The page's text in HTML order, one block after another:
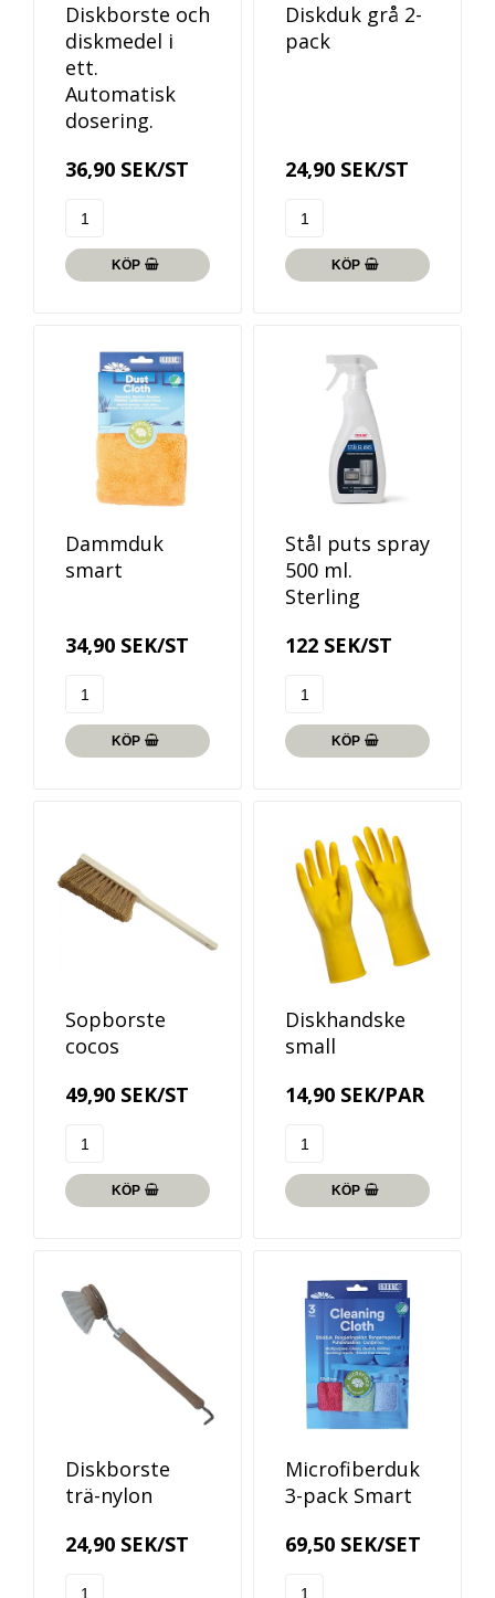
Diskborste och
diskmedel i
ett.
Automatisk
dosering.
36,90 SEK/ST
KÖP
Diskduk grå 2-
pack
24,90 SEK/ST
KÖP
Dammduk
smart
34,90 SEK/ST
KÖP
Stål puts spray
500 ml.
Sterling
122 SEK/ST
KÖP
Sopborste
cocos
49,90 SEK/ST
KÖP
Diskhandske
small
14,90 SEK/PAR
KÖP
Diskborste
trä-nylon
24,90 SEK/ST
Microfiberduk
3-pack Smart
69,50 SEK/SET